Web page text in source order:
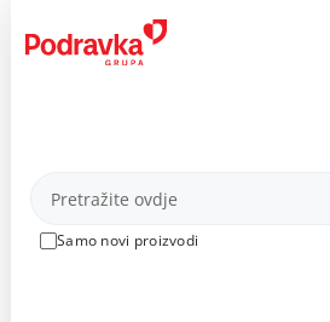
content
Proizvodi
Samo novi proizvodi